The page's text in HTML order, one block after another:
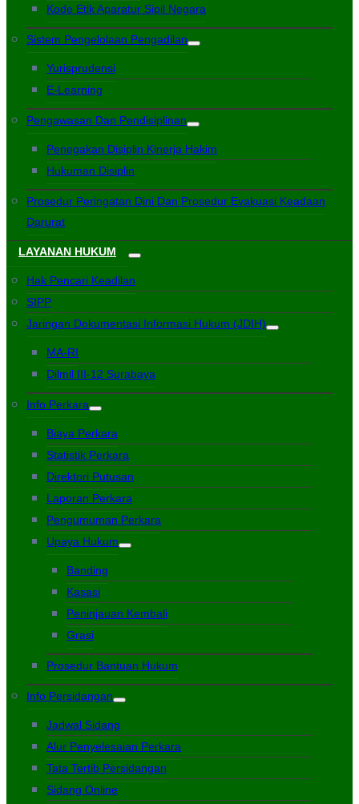
Kode Etik Aparatur Sipil Negara
Sistem Pengelolaan Pengadilan
Yurisprudensi
E-Learning
Pengawasan Dan Pendisiplinan
Penegakan Disiplin Kinerja Hakim
Hukuman Disiplin
Prosedur Peringatan Dini Dan Prosedur Evakuasi Keadaan
Darurat
LAYANAN HUKUM
Hak Pencari Keadilan
SIPP
Jaringan Dokumentasi Informasi Hukum (JDIH)
MA-RI
Dilmil III-12 Surabaya
Info Perkara
Biaya Perkara
Statistik Perkara
Direktori Putusan
Laporan Perkara
Pengumuman Perkara
Upaya Hukum
Banding
Kasasi
Peninjauan Kembali
Grasi
Prosedur Bantuan Hukum
Info Persidangan
Jadwal Sidang
Alur Penyelesaian Perkara
Tata Tertib Persidangan
Sidang Online